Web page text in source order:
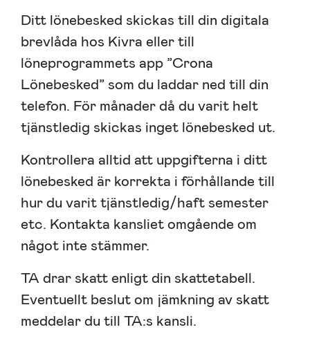
Ditt lönebesked skickas till din digitala
brevlåda hos Kivra eller till
löneprogrammets app ”Crona
Lönebesked” som du laddar ned till din
telefon. För månader då du varit helt
tjänstledig skickas inget lönebesked ut.
Kontrollera alltid att uppgifterna i ditt
lönebesked är korrekta i förhållande till
hur du varit tjänstledig/haft semester
etc. Kontakta kansliet omgående om
något inte stämmer.
TA drar skatt enligt din skattetabell.
Eventuellt beslut om jämkning av skatt
meddelar du till TA:s kansli.